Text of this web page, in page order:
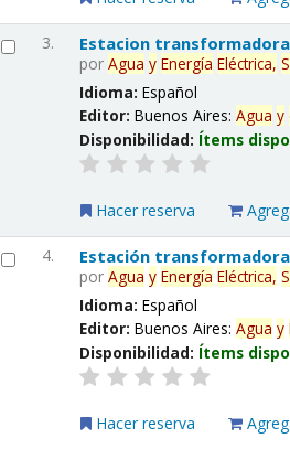
3. Estacion
porAgua y Energía Eléctrica,
Idioma:Español
Editor:Buenos Aires:Agua y
Disponibilidad: Ítems
Hacer reserva
4. Estación
porAgua y Energía Eléctrica,
Idioma:Español
Editor:Buenos Aires:Agua y
Disponibilidad: Ítems
Hacer reserva